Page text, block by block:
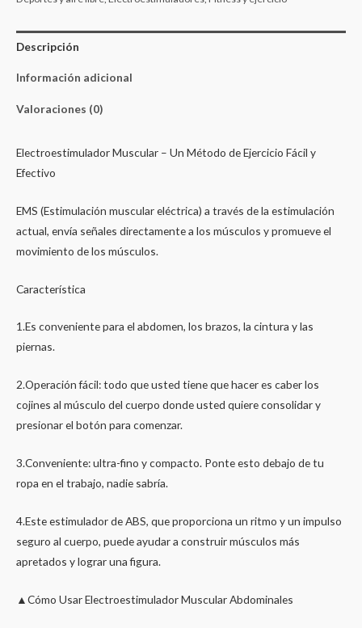
Descripción
Información adicional
Valoraciones (0)
Electroestimulador Muscular – Un Método de Ejercicio Fácil y
Efectivo
EMS (Estimulación muscular eléctrica) a través de la estimulación
actual, envía señales directamente a los músculos y promueve el
movimiento de los músculos.
Característica
1.Es conveniente para el abdomen, los brazos, la cintura y las
piernas.
2.Operación fácil: todo que usted tiene que hacer es caber los
cojines al músculo del cuerpo donde usted quiere consolidar y
presionar el botón para comenzar.
3.Conveniente: ultra-fino y compacto. Ponte esto debajo de tu
ropa en el trabajo, nadie sabría.
4.Este estimulador de ABS, que proporciona un ritmo y un impulso
seguro al cuerpo, puede ayudar a construir músculos más
apretados y lograr una figura.
▲Cómo Usar Electroestimulador Muscular Abdominales